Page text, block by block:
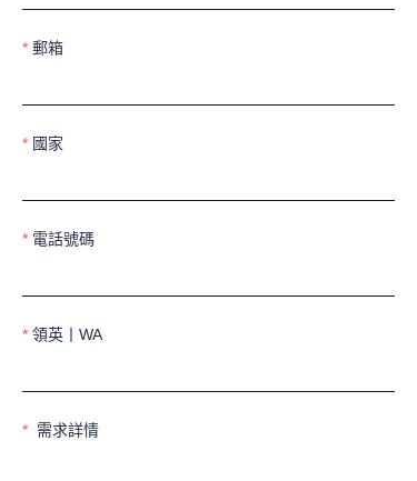
郵箱
國家
電話號碼
領英丨WA
需求詳情